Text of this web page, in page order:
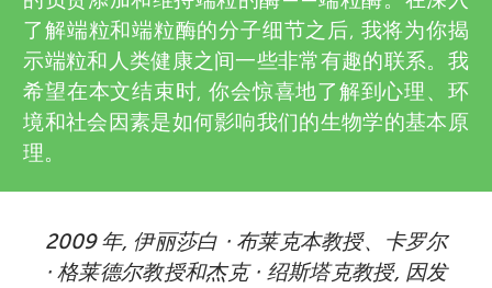
M
i
n
w
e
r
s
了解端粒和端粒酶的分子细节之后, 我将为你揭
示端粒和人类健康之间一些非常有趣的联系。我
希望在本文结束时, 你会惊喜地了解到心理、环
境和社会因素是如何影响我们的生物学的基本原
理。
2009 年, 伊丽莎白 ⋅ 布莱克本教授、卡罗尔
⋅ 格莱德尔教授和杰克 ⋅ 绍斯塔克教授, 因发